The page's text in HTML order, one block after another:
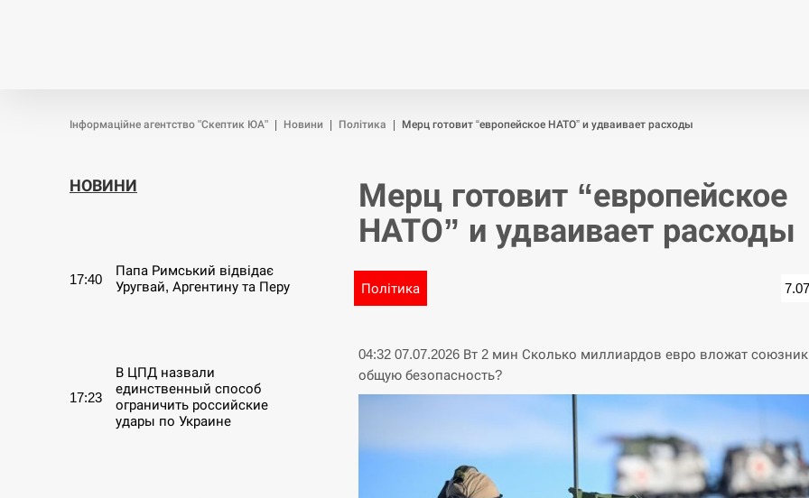
Інформаційне агентство "Скептик ЮА" Новини Політика Мерц готовит “европейское НАТО” и удваивает расходы
НОВИНИ
17:40
Папа Римський відвідає
Уругвай, Аргентину та Перу
17:23
В ЦПД назвали
единственный способ
ограничить российские
удары по Украине
Мерц готовит “европейское
НАТО” и удваивает расходы
Політика
04:32 07.07.2026 Вт 2 мин Сколько миллиардов евро вложат
общую безопасность?